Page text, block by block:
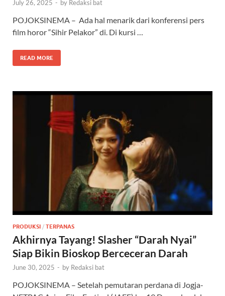
July 26, 2025 - by Redaksi bat
POJOKSINEMA – Ada hal menarik dari konferensi pers
film horor “Sihir Pelakor” di. Di kursi …
READ MORE
PRODUKSI / TERPANAS
Akhirnya Tayang! Slasher “Darah Nyai”
Siap Bikin Bioskop Berceceran Darah
June 30, 2025 - by Redaksi bat
POJOKSINEMA – Setelah pemutaran perdana di Jogja-